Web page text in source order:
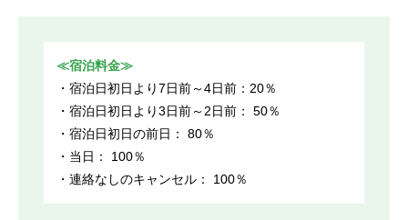
≪宿泊料金≫
・宿泊日初日より7日前～4日前：20％
・宿泊日初日より3日前～2日前： 50％
・宿泊日初日の前日： 80％
・当日： 100％
・連絡なしのキャンセル： 100％